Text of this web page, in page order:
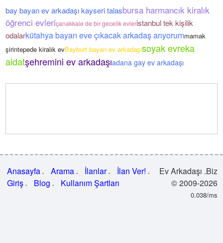
bay bayan ev arkadaşı kayseri talasbursa harmancık kiralık
öğrenci evleriçanakkale de bir gecelik evleristanbul tek kişilik
odalarkütahya bayan eve çıkacak arkadaş arıyorummamak
şirintepede kiralık evBayburt bayan ev arkadaşısoyak evreka
aidatşehremini ev arkadaşıadana gay ev arkadaşı
Anasayfa Arama İlanlar
İlan Ver!
Giriş
Blog Kullanım Şartları
Ev Arkadaşı .Biz
© 2009-2026
0.038/ms